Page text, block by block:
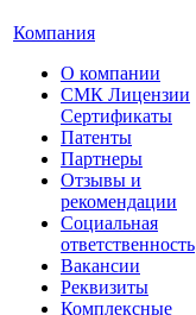
Компания
О компании
СМК Лицензии
Сертификаты
Патенты
Партнеры
Отзывы и
рекомендации
Социальная
ответственность
Вакансии
Реквизиты
Комплексные